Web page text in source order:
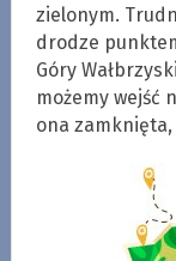
zielonym.
drodze
Góry
możemy wejść
ona